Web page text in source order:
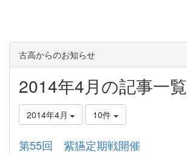
古高からのお知らせ
2014年4月の記事一覧
2014年4月 10件
第55回 紫臙定期戦開催